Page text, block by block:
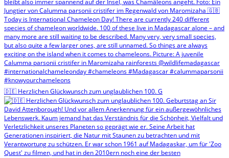
🇩🇪 Herzlichen Glückwunsch zum unglaublichen 100. G